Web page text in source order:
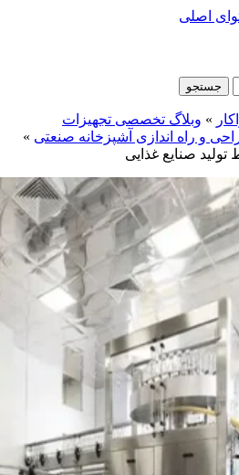
اصلی
جستجو
» وبلاگ تخصصی تجهیزات
و راه‌ اندازی آشپزخانه صنعتی »
صنایع غذایی